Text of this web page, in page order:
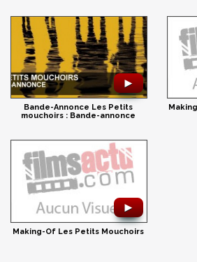
►
Bande-Annonce Les Petits
mouchoirs : Bande-annonce
►
Making-Of Les Petits Mouchoirs